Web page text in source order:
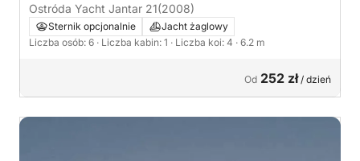
Ostróda Yacht Jantar 21(2008)
Sternik opcjonalnie
Jacht żaglowy
Liczba osób: 6 · Liczba kabin: 1 · Liczba koi: 4 · 6.2 m
Od 252 zł/ dzień